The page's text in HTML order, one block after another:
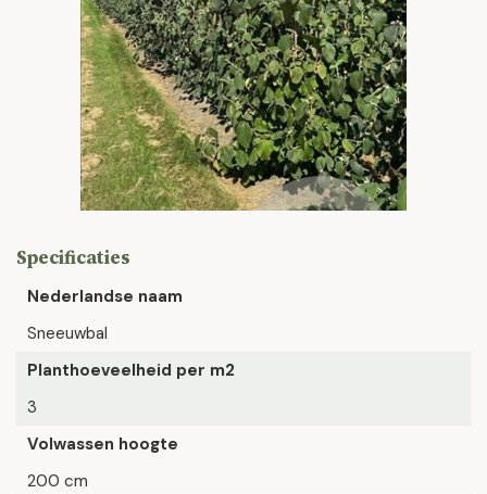
Specificaties
Nederlandse naam
Sneeuwbal
Planthoeveelheid per m2
3
Volwassen hoogte
200 cm